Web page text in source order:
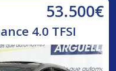
53.500€
4.0 TFSI